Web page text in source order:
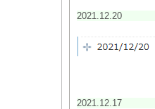
2021.12.20
2021.12.17